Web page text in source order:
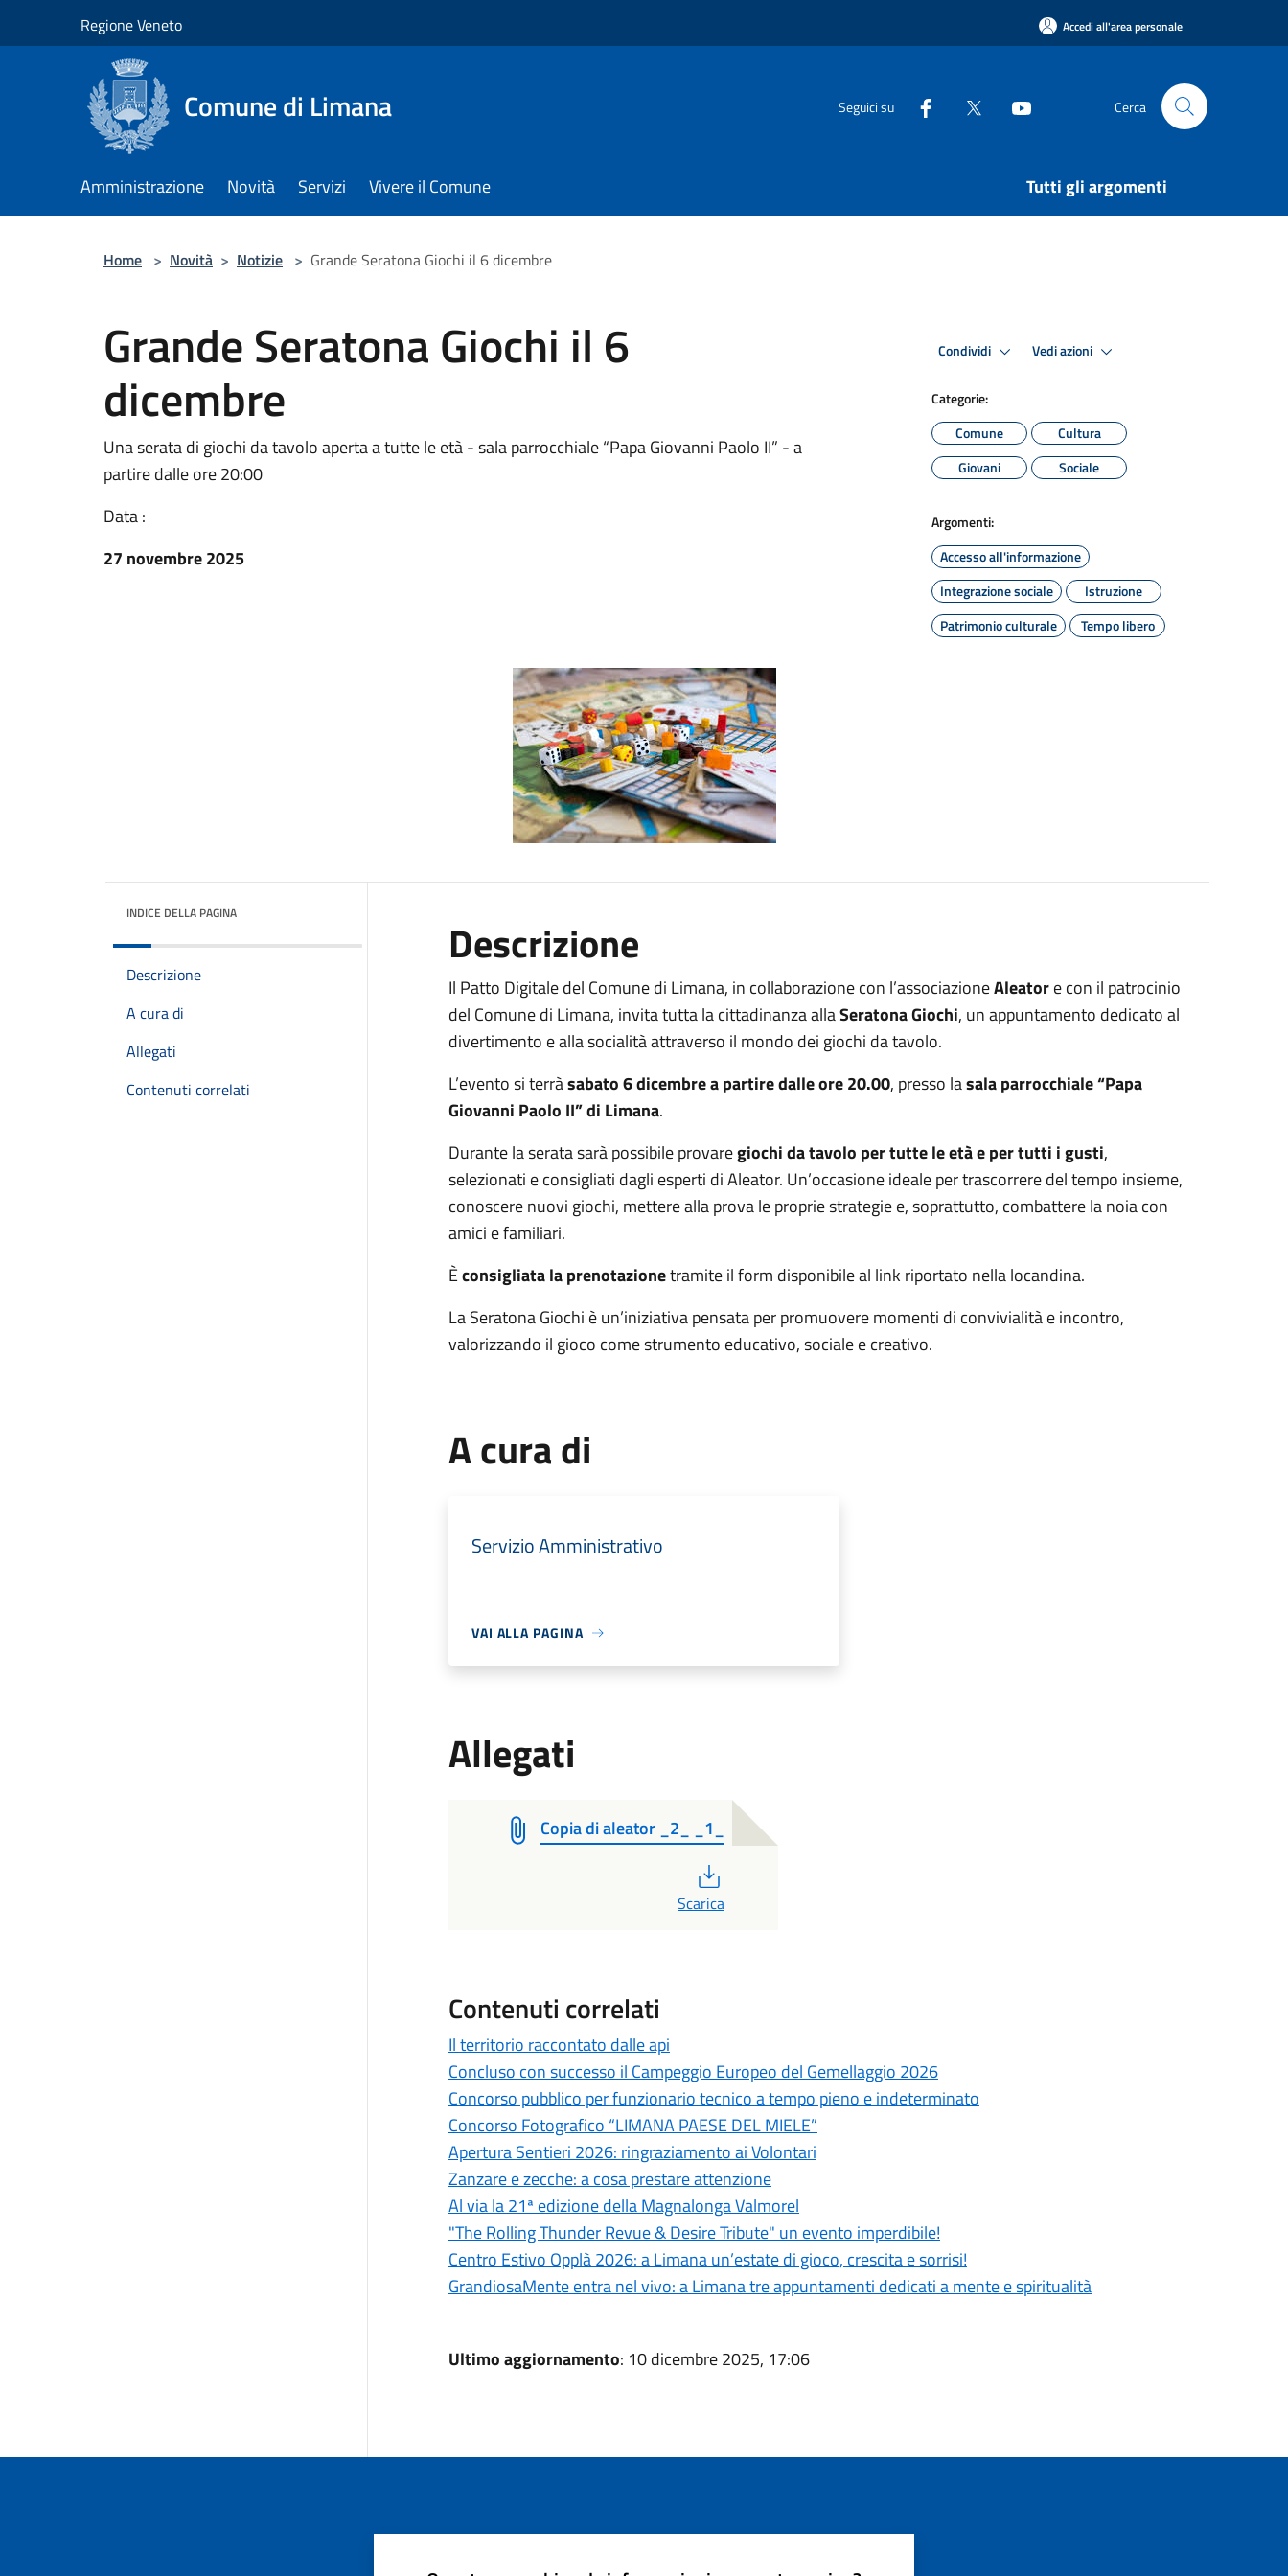
Regione Veneto Accedi all'area personale
Comune di Limana Seguici su Cerca
Amministrazione Novità Servizi Vivere il Comune Tutti gli argomenti
Home > Novità > Notizie > Grande Seratona Giochi il 6 dicembre
Grande Seratona Giochi il 6
dicembre
Una serata di giochi da tavolo aperta a tutte le età - sala parrocchiale “Papa Giovanni Paolo II” - a
partire dalle ore 20:00
Data :
27 novembre 2025
Condividi Vedi azioni
Categorie:
Comune
Cultura
Giovani
Sociale
Argomenti:
Accesso all'informazione
Integrazione sociale
Istruzione
Patrimonio culturale
Tempo libero
INDICE DELLA PAGINA
Descrizione
A cura di
Allegati
Contenuti correlati
Descrizione
Il Patto Digitale del Comune di Limana, in collaborazione con l’associazioneAleatore con il patrocinio
del Comune di Limana, invita tutta la cittadinanza allaSeratona Giochi, un appuntamento dedicato al
divertimento e alla socialità attraverso il mondo dei giochi da tavolo.
L’evento si terràsabato 6 dicembre a partire dalle ore 20.00, presso lasala parrocchiale “Papa
Giovanni Paolo II” di Limana.
Durante la serata sarà possibile provaregiochi da tavolo per tutte le età e per tutti i gusti,
selezionati e consigliati dagli esperti di Aleator. Un’occasione ideale per trascorrere del tempo insieme,
conoscere nuovi giochi, mettere alla prova le proprie strategie e, soprattutto, combattere la noia con
amici e familiari.
Èconsigliata la prenotazionetramite il form disponibile al link riportato nella locandina.
La Seratona Giochi è un’iniziativa pensata per promuovere momenti di convivialità e incontro,
valorizzando il gioco come strumento educativo, sociale e creativo.
A cura di
Servizio Amministrativo
VAI ALLA PAGINA
Allegati
Copia di aleator _2_ _1_
Scarica
Contenuti correlati
Il territorio raccontato dalle api
Concluso con successo il Campeggio Europeo del Gemellaggio 2026
Concorso pubblico per funzionario tecnico a tempo pieno e indeterminato
Concorso Fotografico “LIMANA PAESE DEL MIELE”
Apertura Sentieri 2026: ringraziamento ai Volontari
Zanzare e zecche: a cosa prestare attenzione
Al via la 21ª edizione della Magnalonga Valmorel
"The Rolling Thunder Revue & Desire Tribute" un evento imperdibile!
Centro Estivo Opplà 2026: a Limana un’estate di gioco, crescita e sorrisi!
GrandiosaMente entra nel vivo: a Limana tre appuntamenti dedicati a mente e spiritualità
Ultimo aggiornamento: 10 dicembre 2025, 17:06